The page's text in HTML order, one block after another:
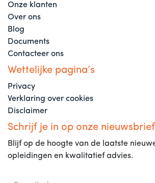
Onze klanten
Over ons
Blog
Documents
Contacteer ons
Wettelijke pagina’s
Privacy
Verklaring over cookies
Disclaimer
Schrijf je in op onze
Blijf op de hoogte van de laatste
opleidingen en kwalitatief advies.